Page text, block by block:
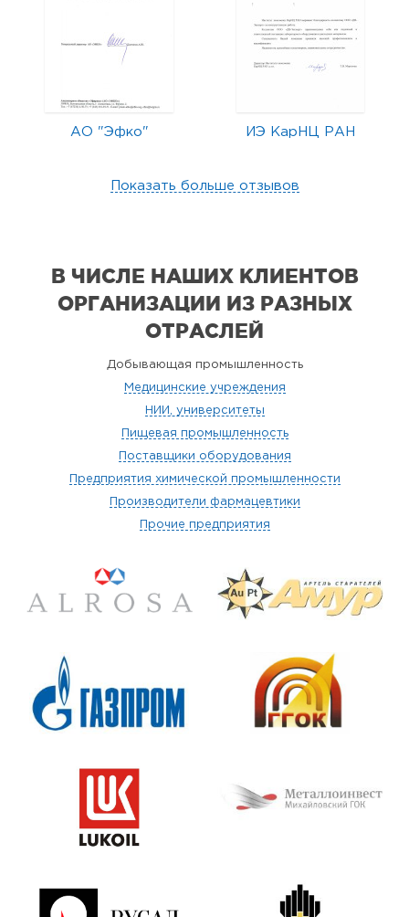
АО "Эфко" ИЭ КарНЦ РАН
Показать больше отзывов
В ЧИСЛЕ НАШИХ КЛИЕНТОВ
ОРГАНИЗАЦИИ ИЗ РАЗНЫХ
ОТРАСЛЕЙ
Добывающая промышленность
Медицинские учреждения
НИИ, университеты
Пищевая промышленность
Поставщики оборудования
Предприятия химической промышленности
Производители фармацевтики
Прочие предприятия